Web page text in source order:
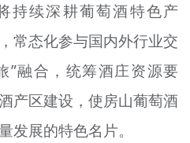
持续深耕葡萄酒特色产
常态化参与国内外行业交
”融合，统筹酒庄资源要
产区建设，使房山葡萄酒
发展的特色名片。